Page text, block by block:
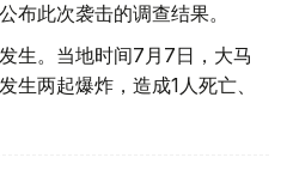
布此次袭击的调查结果。
生。当地时间7月7日，大马
生两起爆炸，造成1人死亡、